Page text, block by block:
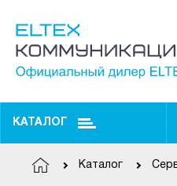
КАТАЛОГ
Каталог